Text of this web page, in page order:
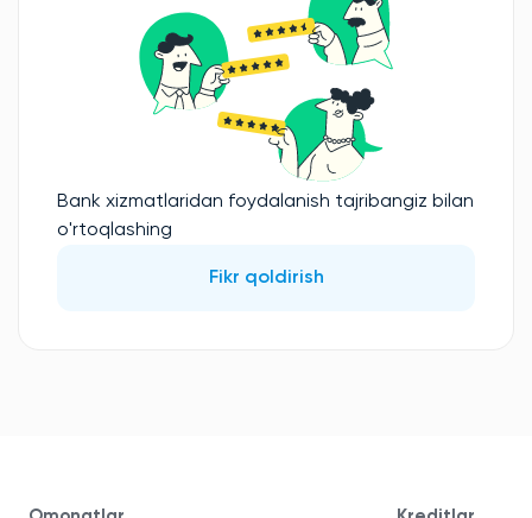
Bank xizmatlaridan foydalanish tajribangiz bilan
o'rtoqlashing
Fikr qoldirish